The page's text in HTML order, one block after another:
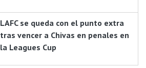
LAFC se queda con el punto extra
tras vencer a Chivas en penales en
la Leagues Cup